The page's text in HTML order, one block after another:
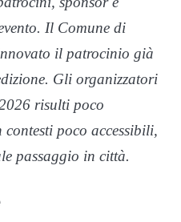
Il Comune di
il patrocinio già
Gli organizzatori
risulti poco
poco accessibili,
passaggio in città.